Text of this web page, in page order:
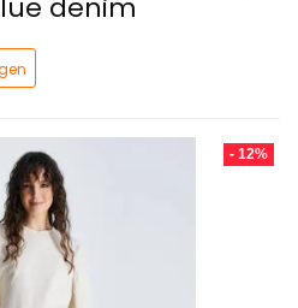
denim
- 12%